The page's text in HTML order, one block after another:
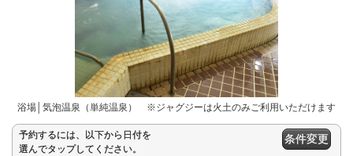
浴場│気泡温泉（単純温泉） ※ジャグジーは火土のみご利用いただけます
予約するには、以下から日付を
選んでタップしてください。
条件変更